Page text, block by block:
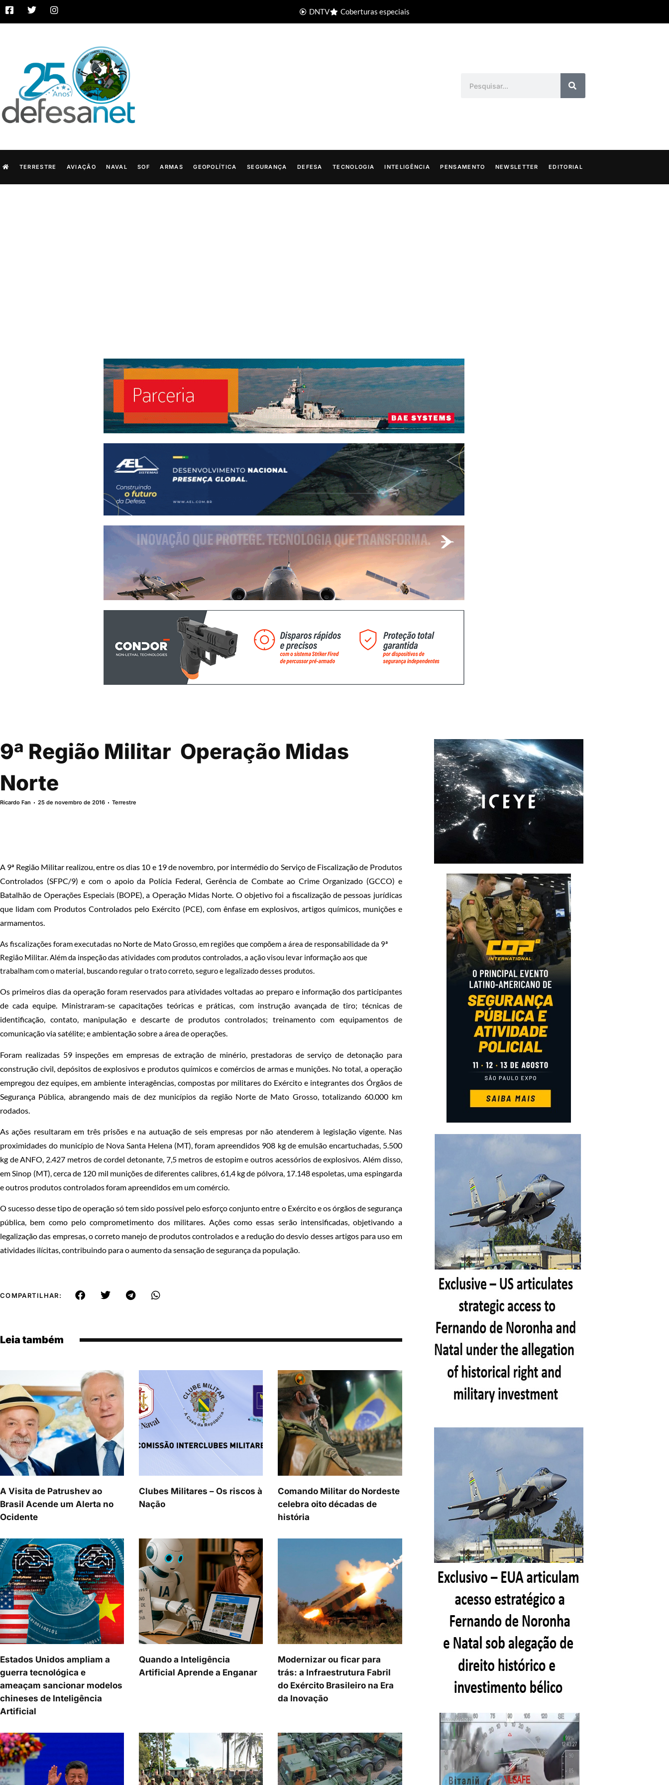
DNTV Coberturas especiais
TERRESTRE AVIAÇÃO NAVAL SOF ARMAS GEOPOLÍTICA SEGURANÇA DEFESA TECNOLOGIA INTELIGÊNCIA PENSAMENTO NEWSLETTER EDITORIAL
9ª Região Militar  Operação Midas
Norte
Ricardo Fan 25 de novembro de 2016 Terrestre
A 9ª Região Militar realizou, entre os dias 10 e 19 de novembro, por intermédio do Serviço de Fiscalização de Produtos
Controlados (SFPC/9) e com o apoio da Polícia Federal, Gerência de Combate ao Crime Organizado (GCCO) e
Batalhão de Operações Especiais (BOPE), a Operação Midas Norte. O objetivo foi a fiscalização de pessoas jurídicas
que lidam com Produtos Controlados pelo Exército (PCE), com ênfase em explosivos, artigos químicos, munições e
armamentos.
As fiscalizações foram executadas no Norte de Mato Grosso, em regiões que compõem a área de responsabilidade da 9ª
Região Militar. Além da inspeção das atividades com produtos controlados, a ação visou levar informação aos que
trabalham com o material, buscando regular o trato correto, seguro e legalizado desses produtos.
Os primeiros dias da operação foram reservados para atividades voltadas ao preparo e informação dos participantes
de cada equipe. Ministraram-se capacitações teóricas e práticas, com instrução avançada de tiro; técnicas de
identificação, contato, manipulação e descarte de produtos controlados; treinamento com equipamentos de
comunicação via satélite; e ambientação sobre a área de operações.
Foram realizadas 59 inspeções em empresas de extração de minério, prestadoras de serviço de detonação para
construção civil, depósitos de explosivos e produtos químicos e comércios de armas e munições. No total, a operação
empregou dez equipes, em ambiente interagências, compostas por militares do Exército e integrantes dos Órgãos de
Segurança Pública, abrangendo mais de dez municípios da região Norte de Mato Grosso, totalizando 60.000 km
rodados.
As ações resultaram em três prisões e na autuação de seis empresas por não atenderem à legislação vigente. Nas
proximidades do município de Nova Santa Helena (MT), foram apreendidos 908 kg de emulsão encartuchadas, 5.500
kg de ANFO, 2.427 metros de cordel detonante, 7,5 metros de estopim e outros acessórios de explosivos. Além disso,
em Sinop (MT), cerca de 120 mil munições de diferentes calibres, 61,4 kg de pólvora, 17.148 espoletas, uma espingarda
e outros produtos controlados foram apreendidos em um comércio.
O sucesso desse tipo de operação só tem sido possível pelo esforço conjunto entre o Exército e os órgãos de segurança
pública, bem como pelo comprometimento dos militares. Ações como essas serão intensificadas, objetivando a
legalização das empresas, o correto manejo de produtos controlados e a redução do desvio desses artigos para uso em
atividades ilícitas, contribuindo para o aumento da sensação de segurança da população.
COMPARTILHAR:
Leia também
A Visita de Patrushev ao
Brasil Acende um Alerta no
Ocidente
Clubes Militares – Os riscos à
Nação
Comando Militar do Nordeste
celebra oito décadas de
história
Estados Unidos ampliam a
guerra tecnológica e
ameaçam sancionar modelos
chineses de Inteligência
Artificial
Quando a Inteligência
Artificial Aprende a Enganar
Modernizar ou ficar para
trás: a Infraestrutura Fabril
do Exército Brasileiro na Era
da Inovação